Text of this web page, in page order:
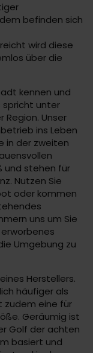
befinden sich
wird diese
über die
kennen und
spricht unter
Unser
ins Leben
in der zweiten
und stehen für
Nutzen Sie
oder kommen
uns um Sie
Umgebung zu
Herstellers.
häufiger als
zudem eine für
Geräumig ist
Golf der achten
basiert und